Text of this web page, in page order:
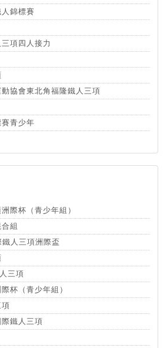
錦標賽
項四人接力
協會東北角福隆鐵人三項
青少年
際杯（青少年組）
組
人三項洲際盃
三項
杯（青少年組）
鐵人三項